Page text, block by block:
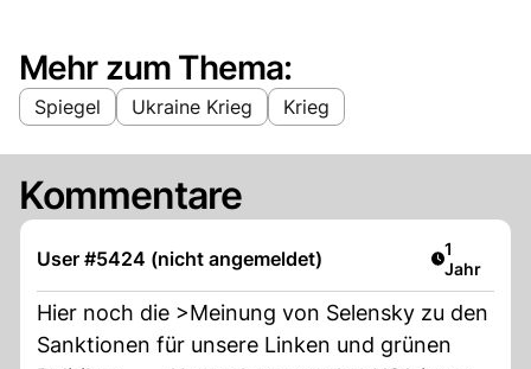
Mehr zum Thema:
Spiegel Ukraine Krieg Krieg
Kommentare
User #5424 (nicht angemeldet) Artikel
1
Jahr
Hier noch die >Meinung von Selensky zu den
Sanktionen für unsere Linken und grünen